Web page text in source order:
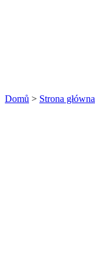
Domů > Strona główna